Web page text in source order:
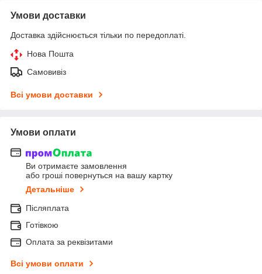
Умови доставки
Доставка здійснюється тільки по передоплаті.
Нова Пошта
Самовивіз
Всі умови доставки
Умови оплати
Ви отримаєте замовлення
або гроші повернуться на вашу картку
Детальніше
Післяплата
Готівкою
Оплата за реквізитами
Всі умови оплати